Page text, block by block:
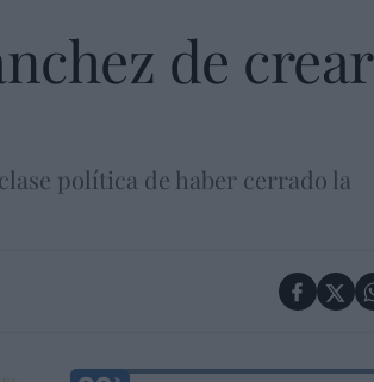
de crear
política de haber cerrado la